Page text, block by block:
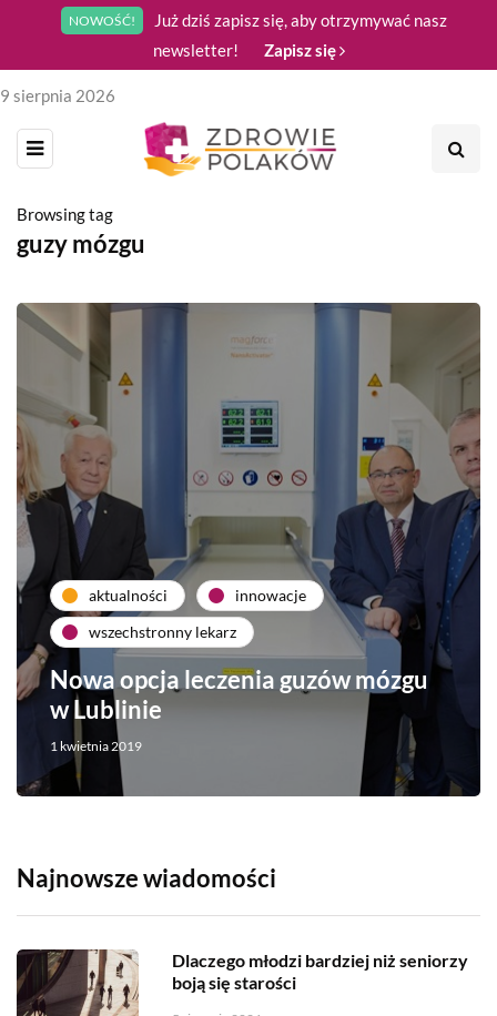
NOWOŚĆ!
Już dziś zapisz się, aby otrzymywać nasz
newsletter!
Zapisz się
9 sierpnia 2026
Browsing tag
guzy mózgu
aktualności
innowacje
wszechstronny lekarz
Nowa opcja leczenia guzów mózgu
w Lublinie
1 kwietnia 2019
Najnowsze wiadomości
Dlaczego młodzi bardziej niż seniorzy
boją się starości